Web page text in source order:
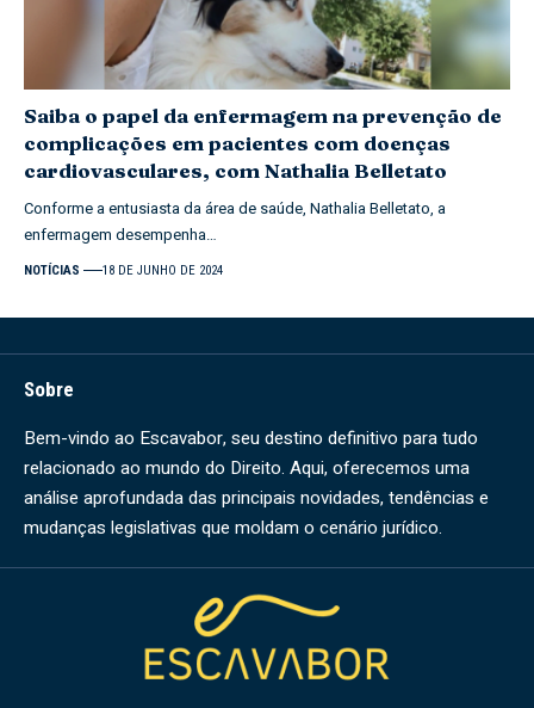
Saiba o papel da enfermagem na prevenção de
complicações em pacientes com doenças
cardiovasculares, com Nathalia Belletato
Conforme a entusiasta da área de saúde, Nathalia Belletato, a
enfermagem desempenha…
NOTÍCIAS 18 DE JUNHO DE 2024
Sobre
Bem-vindo ao Escavabor, seu destino definitivo para tudo
relacionado ao mundo do Direito. Aqui, oferecemos uma
análise aprofundada das principais novidades, tendências e
mudanças legislativas que moldam o cenário jurídico.